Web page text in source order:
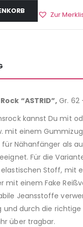
Zur
“ASTRID”, Gr. 62
kannst Du mit
mit einem
für Nähanfänger als
Für die
Stoff, mit
mit einem Fake
Jeansstoffe
und durch die
über tragbar.